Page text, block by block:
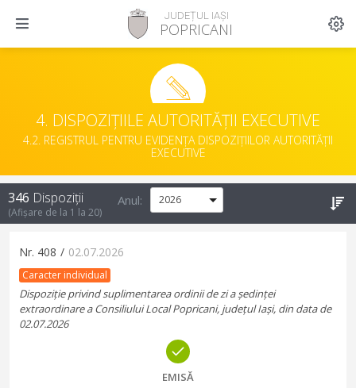
JUDEȚUL IAȘI
POPRICANI
4. DISPOZIȚIILE AUTORITĂȚII EXECUTIVE
4.2. REGISTRUL PENTRU EVIDENȚA DISPOZIȚIILOR AUTORITĂȚII
EXECUTIVE
346 Dispoziții
(Afișare de la 1 la 20)
Anul:
Nr. 408 / 02.07.2026
Caracter individual
Dispoziție privind suplimentarea ordinii de zi a ședinței
extraordinare a Consiliului Local Popricani, județul Iași, din data de
02.07.2026
EMISĂ